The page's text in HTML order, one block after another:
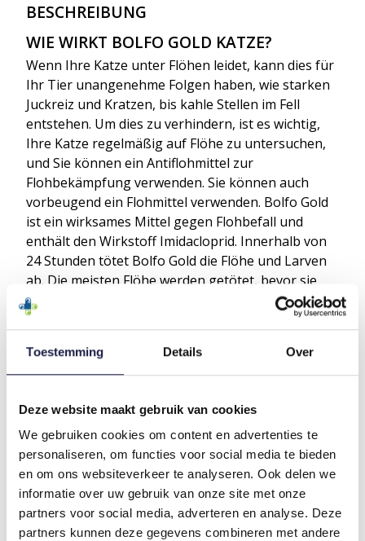
Toestemming Details Over
Deze website maakt gebruik van cookies
We gebruiken cookies om content en advertenties te
personaliseren, om functies voor social media te bieden
en om ons websiteverkeer te analyseren. Ook delen we
informatie over uw gebruik van onze site met onze
partners voor social media, adverteren en analyse. Deze
partners kunnen deze gegevens combineren met andere
BESCHREIBUNG
WIE WIRKT BOLFO GOLD KATZE?
Wenn Ihre Katze unter Flöhen leidet, kann dies für
Ihr Tier unangenehme Folgen haben, wie starken
Juckreiz und Kratzen, bis kahle Stellen im Fell
entstehen. Um dies zu verhindern, ist es wichtig,
Ihre Katze regelmäßig auf Flöhe zu untersuchen,
und Sie können ein Antiflohmittel zur
Flohbekämpfung verwenden. Sie können auch
vorbeugend ein Flohmittel verwenden. Bolfo Gold
ist ein wirksames Mittel gegen Flohbefall und
enthält den Wirkstoff Imidacloprid. Innerhalb von
24 Stunden tötet Bolfo Gold die Flöhe und Larven
ab. Die meisten Flöhe werden getötet, bevor sie
Ihre Katze beißen können. Dieses Produkt schützt
Ihre Katze 3 bis 4 Wochen vor Flöhen.
Geeignet für Katzen ab 8 Wochen;
Schnell wirkende Spot-on-Lösung;
Wirkt sowohl gegen Flöhe als auch gegen
Schützt 3 bis 4 Wochen vor Flöhen;
Leicht anzuwenden.